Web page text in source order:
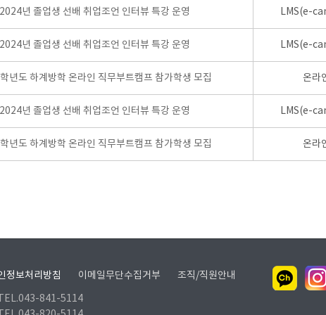
2024년 졸업생 선배 취업조언 인터뷰 특강 운영 LMS(e-
2024년 졸업생 선배 취업조언 인터뷰 특강 운영 LMS(e-
년도 하계방학 온라인 직무부트캠프 참가학생 모집 온라
2024년 졸업생 선배 취업조언 인터뷰 특강 운영 LMS(e-
년도 하계방학 온라인 직무부트캠프 참가학생 모집 온라
정보처리방침 이메일무단수집거부 조직/직원안내
841-5114